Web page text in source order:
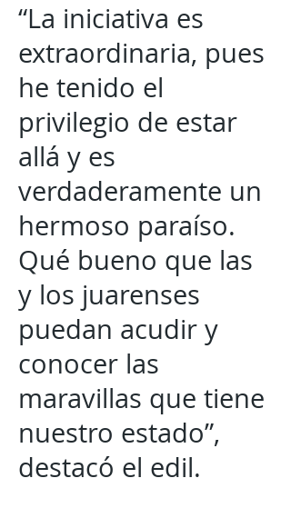
“La iniciativa es
extraordinaria, pues
he tenido el
privilegio de estar
allá y es
verdaderamente un
hermoso paraíso.
Qué bueno que las
y los juarenses
puedan acudir y
conocer las
maravillas que tiene
nuestro estado”,
destacó el edil.